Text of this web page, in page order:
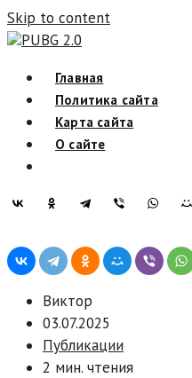
Skip to content
PUBG 2.0
Главная
Политика сайта
Карта сайта
О сайте
Виктор
03.07.2025
Публикации
2 мин. чтения